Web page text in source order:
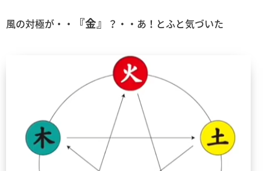
風の対極が・・ 『金』 ？・・あ！とふと気づいた